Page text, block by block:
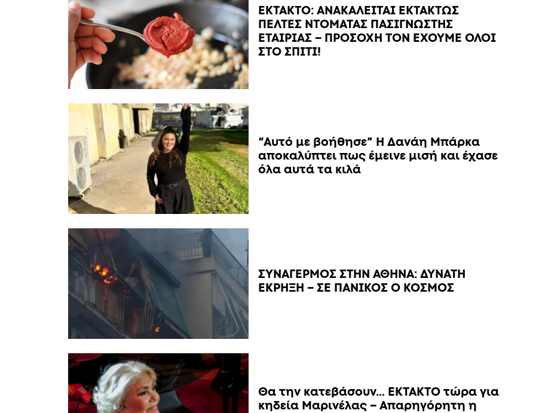
EKTAKTO: ΑΝΑΚΑΛΕΙΤΑΙ ΕΚΤΑΚΤΩΣ
ΠΕΛΤΕΣ ΝΤΟΜΑΤΑΣ ΠΑΣΙΓΝΩΣΤΗΣ
ΕΤΑΙΡΙΑΣ – ΠΡΟΣΟΧΗ ΤΟΝ ΕΧΟΥΜΕ ΟΛΟΙ
ΣΤΟ ΣΠΙΤΙ!
“Αυτό με βοήθησε” Η Δανάη Μπάρκα
αποκαλύπτει πως έμεινε μισή και έχασε
όλα αυτά τα κιλά
ΣΥΝΑΓΕΡΜΟΣ ΣΤΗΝ ΑΘΗΝΑ: ΔΥΝΑΤΗ
ΕΚΡΗΞΗ – ΣΕ ΠΑΝΙΚΟΣ Ο ΚΟΣΜΟΣ
Θα την κατεβάσουν… ΕΚΤΑΚΤΟ τώρα για
κηδεία Μαρινέλας – Απαρηγόρητη η